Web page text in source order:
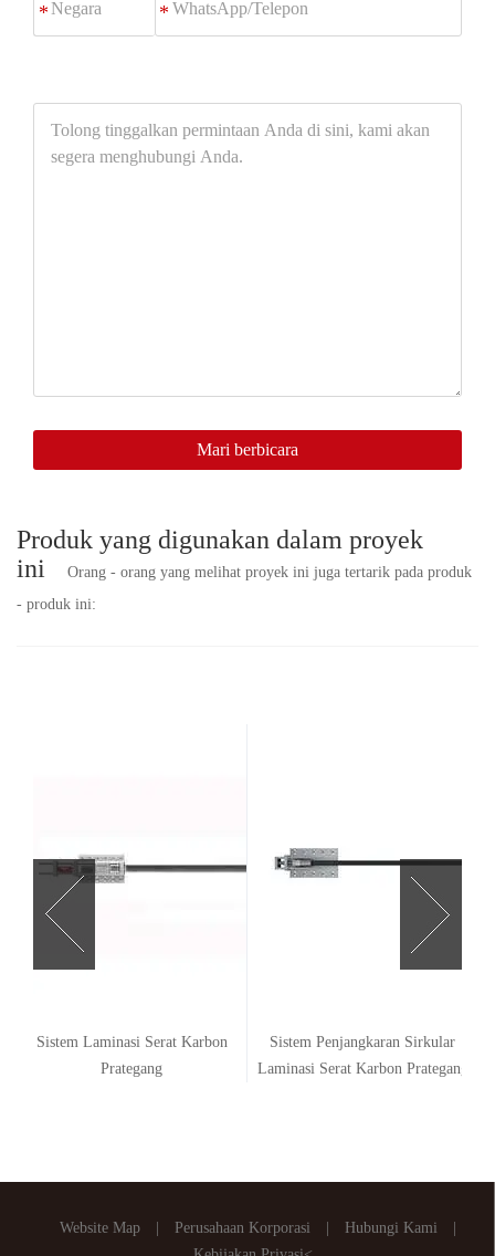
*
tinggalkan
permintaan
Mari berbicara
Produk yang digunakan dalam proyek
ini
Orang - orang yang melihat proyek ini juga tertarik pada produk
- produk ini:
Sistem Laminasi Serat Karbon
Prategang
Sistem Penjangkaran Sirkular
Laminasi Serat Karbon Prategang
Website Map Perusahaan Korporasi Hubungi Kami